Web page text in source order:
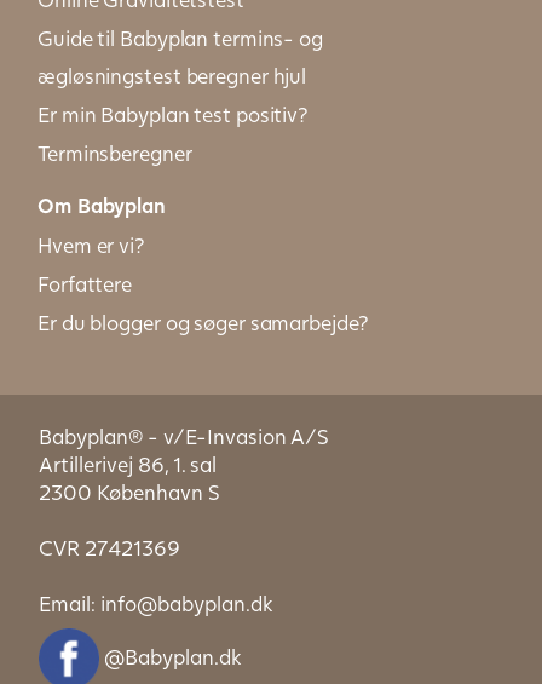
Guide til Babyplan termins- og
ægløsningstest beregner hjul
Er min Babyplan test positiv?
Terminsberegner
Om Babyplan
Hvem er vi?
Forfattere
Er du blogger og søger samarbejde?
Babyplan® - v/E-Invasion A/S
Artillerivej 86, 1. sal
2300 København S
CVR 27421369
Email: info@babyplan.dk
@Babyplan.dk